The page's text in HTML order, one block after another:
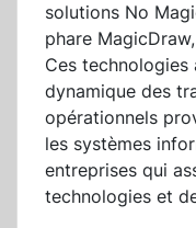
solutions No
phare
Ces technologies
dynamique des
opérationnels
les systèmes
entreprises qui
technologies et